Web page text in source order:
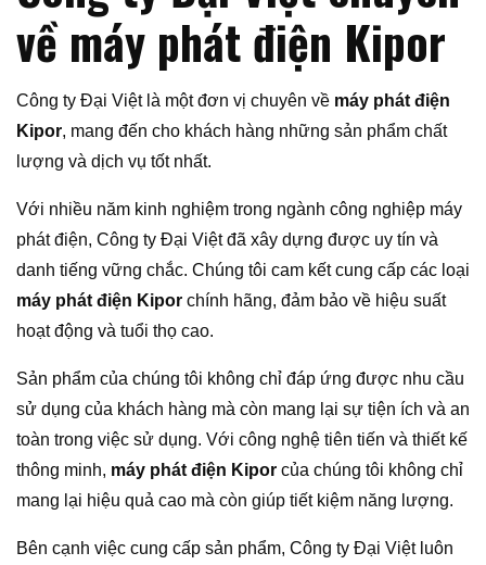
về máy phát điện Kipor
Công ty Đại Việt là một đơn vị chuyên về máy phát điện
Kipor, mang đến cho khách hàng những sản phẩm chất
lượng và dịch vụ tốt nhất.
Với nhiều năm kinh nghiệm trong ngành công nghiệp máy
phát điện, Công ty Đại Việt đã xây dựng được uy tín và
danh tiếng vững chắc. Chúng tôi cam kết cung cấp các loại
máy phát điện Kipor chính hãng, đảm bảo về hiệu suất
hoạt động và tuổi thọ cao.
Sản phẩm của chúng tôi không chỉ đáp ứng được nhu cầu
sử dụng của khách hàng mà còn mang lại sự tiện ích và an
toàn trong việc sử dụng. Với công nghệ tiên tiến và thiết kế
thông minh, máy phát điện Kipor của chúng tôi không chỉ
mang lại hiệu quả cao mà còn giúp tiết kiệm năng lượng.
Bên cạnh việc cung cấp sản phẩm, Công ty Đại Việt luôn